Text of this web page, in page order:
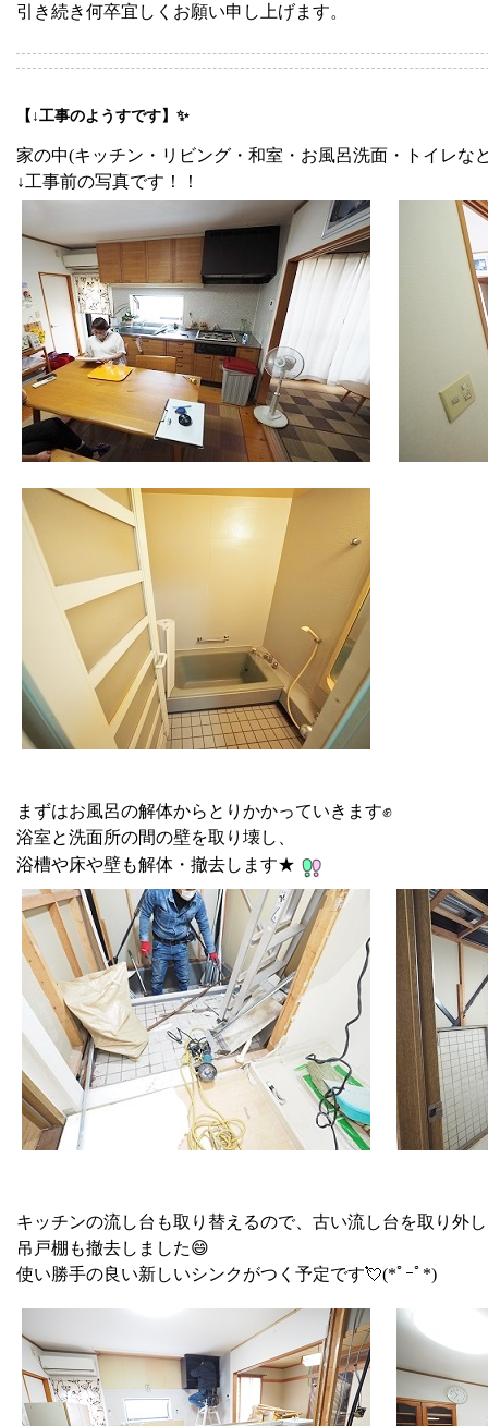
引き続き何卒宜しくお願い申し上げます。
【↓工事のようすです】✨
家の中(キッチン・リビング・和室・お風呂洗面・トイレな
↓工事前の写真です！！
まずはお風呂の解体からとりかかっていきます✊
浴室と洗面所の間の壁を取り壊し、
浴槽や床や壁も解体・撤去します★
キッチンの流し台も取り替えるので、古い流し台を取り外
吊戸棚も撤去しました😄
使い勝手の良い新しいシンクがつく予定です💘(*ﾟｰﾟ*)